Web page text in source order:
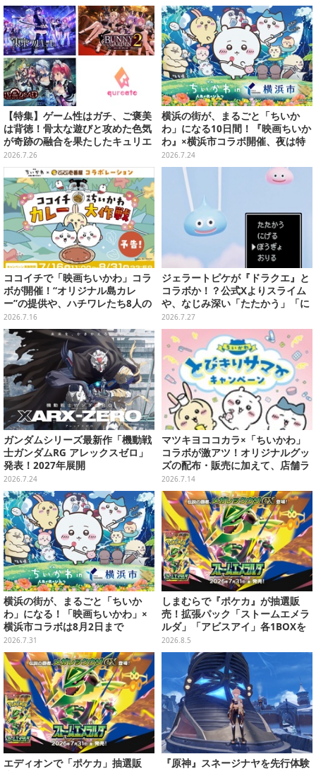
【特集】ゲーム性はガチ、ご褒美
は背徳！骨太な遊びと攻めた色気
が奇跡の融合を果たしたキュリエ
イトのおすすめ3選がどれも最高
に罪深い
2026.7.26
横浜の街が、まるごと「ちいか
わ」になる10日間！『映画ちいか
わ』×横浜市コラボ開催、夜は特
別花火まで
2026.7.24
ココイチで「映画ちいかわ」コラ
ボが開催！“オリジナル島カレ
ー”の提供や、ハチワレたち8人の
スプーン置きフィギュアをプレゼ
ント
2026.7.16
ジェラートピケが『ドラクエ』と
コラボか！？公式Xよりスライム
や、なじみ深い「たたかう」「に
げる」のコマンドウィンドウが投
稿
2026.7.27
ガンダムシリーズ最新作「機動戦
士ガンダムRG アレックスゼロ」
発表！2027年展開
2026.7.24
マツキヨココカラ×「ちいかわ」
コラボが激アツ！オリジナルグッ
ズの配布・販売に加えて、店舗ラ
ッピングや”花火打ち上げ”まで盛
り沢山
2026.7.14
横浜の街が、まるごと「ちいか
わ」になる！「映画ちいかわ」×
横浜市コラボは8月2日まで
2026.7.31
しまむらで『ポケカ』が抽選販
売！拡張パック「ストームエメラ
ルダ」「アビスアイ」各1BOXを
ラインナップ
2026.8.5
エディオンで「ポケカ」抽選販
『原神』スネージナヤを先行体験